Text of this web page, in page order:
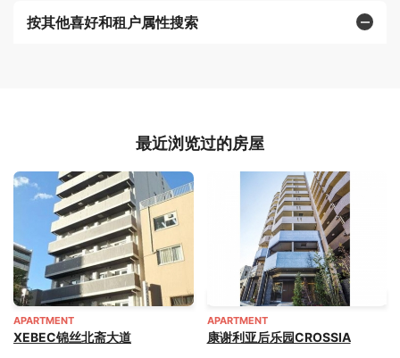
按其他喜好和租户属性搜索
最近浏览过的房屋
APARTMENT
XEBEC锦丝北斋大道
APARTMENT
康谢利亚后乐园CROSSIA